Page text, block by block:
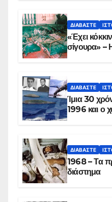
ΔΙΑΒΆΣΤΕ
«Έχει
σίγουρα» –
ΔΙΑΒΆΣΤΕ
Ίμια 30
ΔΙΑΒΆΣΤΕ
1968 – Τα
διάστημα